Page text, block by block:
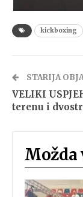
kickboxing
STARIJA
VELIKI
terenu i
Možda